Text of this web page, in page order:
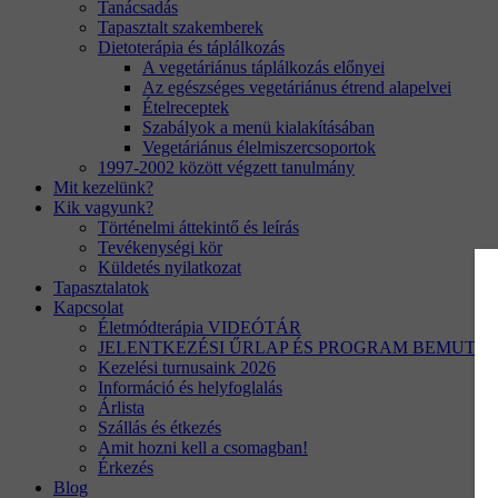
Tanácsadás
Tapasztalt szakemberek
Dietoterápia és táplálkozás
A vegetáriánus táplálkozás előnyei
Az egészséges vegetáriánus étrend alapelvei
Ételreceptek
Szabályok a menü kialakításában
Vegetáriánus élelmiszercsoportok
1997-2002 között végzett tanulmány
Mit kezelünk?
Kik vagyunk?
Történelmi áttekintő és leírás
Tevékenységi kör
Küldetés nyilatkozat
Tapasztalatok
Kapcsolat
Életmódterápia VIDEÓTÁR
JELENTKEZÉSI ŰRLAP ÉS PROGRAM
Kezelési turnusaink 2026
Információ és helyfoglalás
Árlista
Szállás és étkezés
Amit hozni kell a csomagban!
Érkezés
Blog